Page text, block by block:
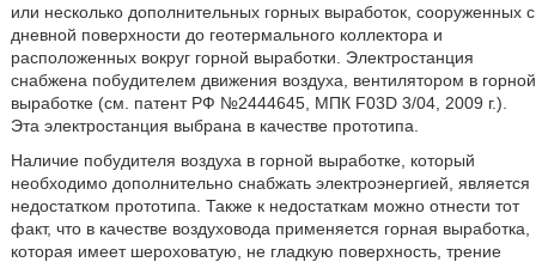
или несколько дополнительных горных выработок, сооруженных с
дневной поверхности до геотермального коллектора и
расположенных вокруг горной выработки. Электростанция
снабжена побудителем движения воздуха, вентилятором в горной
выработке (см. патент РФ №2444645, МПК F03D 3/04, 2009 г.).
Эта электростанция выбрана в качестве прототипа.
Наличие побудителя воздуха в горной выработке, который
необходимо дополнительно снабжать электроэнергией, является
недостатком прототипа. Также к недостаткам можно отнести тот
факт, что в качестве воздуховода применяется горная выработка,
которая имеет шероховатую, не гладкую поверхность, трение